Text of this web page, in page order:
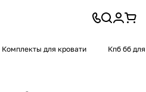
Комплекты для кровати Кпб бб